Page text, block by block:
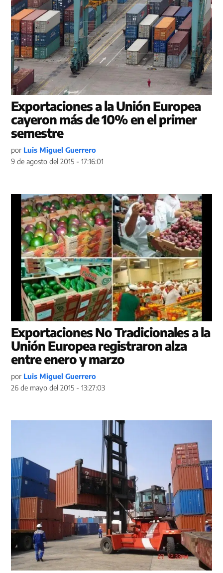
Exportaciones a la Unión Europea
cayeron más de 10% en el primer
semestre
por Luis Miguel Guerrero
9 de agosto del 2015 - 17:16:01
Exportaciones No Tradicionales a la
Unión Europea registraron alza
entre enero y marzo
por Luis Miguel Guerrero
26 de mayo del 2015 - 13:27:03